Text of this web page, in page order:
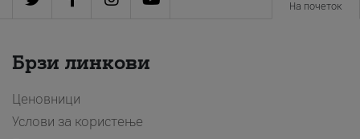
На почеток
Брзи линкови
Ценовници
Услови за користење